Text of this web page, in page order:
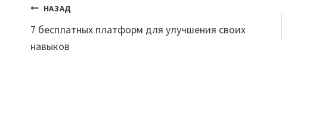
Навигация
по
НАЗАД
7 бесплатных платформ для улучшения своих
навыков